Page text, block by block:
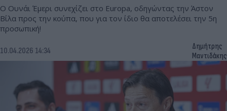
Ο Ουνάι Έμερι συνεχίζει στο Europa, οδηγώντας την Άστον
Βίλα προς την κούπα, που για τον ίδιο θα αποτελέσει την 5η
προσωπική!
10.04.2026 14:34
Δημήτρης
Μαντιδάκης